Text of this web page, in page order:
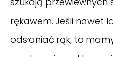
rękawem. Jeśli nawet
odsłaniać rąk, to